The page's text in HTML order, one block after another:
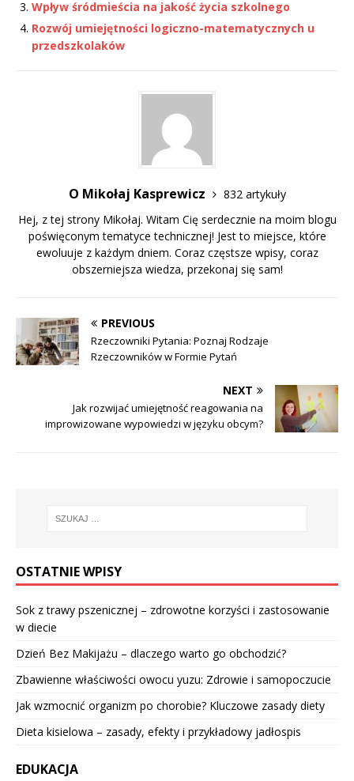
Wpływ śródmieścia na jakość życia szkolnego
Rozwój umiejętności logiczno-matematycznych u
przedszkolaków
O Mikołaj Kasprewicz
832 artykuły
Hej, z tej strony Mikołaj. Witam Cię serdecznie na moim blogu
poświęconym tematyce technicznej! Jest to miejsce, które
ewoluuje z każdym dniem. Coraz częstsze wpisy, coraz
obszerniejsza wiedza, przekonaj się sam!
PREVIOUS
Rzeczowniki Pytania: Poznaj Rodzaje
Rzeczowników w Formie Pytań
NEXT
Jak rozwijać umiejętność reagowania na
improwizowane wypowiedzi w języku obcym?
OSTATNIE WPISY
Sok z trawy pszenicznej – zdrowotne korzyści i zastosowanie
w diecie
Dzień Bez Makijażu – dlaczego warto go obchodzić?
Zbawienne właściwości owocu yuzu: Zdrowie i samopoczucie
Jak wzmocnić organizm po chorobie? Kluczowe zasady diety
Dieta kisielowa – zasady, efekty i przykładowy jadłospis
EDUKACJA